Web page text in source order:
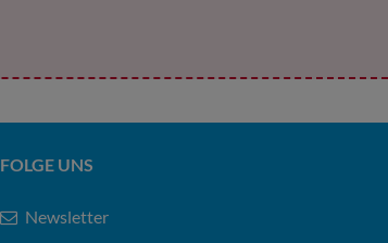
FOLGE UNS
Newsletter